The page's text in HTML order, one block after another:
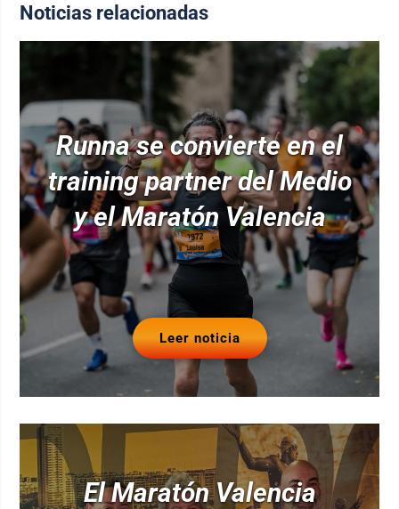
Noticias relacionadas
Runna se convierte en el
training partner del Medio
y el Maratón Valencia
Leer noticia
El Maratón Valencia